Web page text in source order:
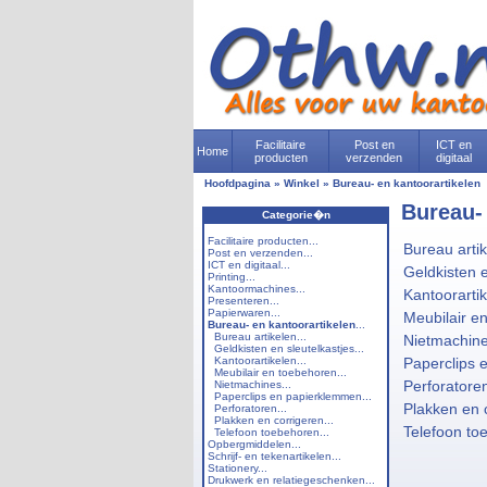
Home
Facilitaire
producten
Post en
verzenden
ICT en
digitaal
Hoofdpagina » Winkel » Bureau- en kantoorartikelen
Categorie�n
Facilitaire producten...
Post en verzenden...
ICT en digitaal...
Printing...
Kantoormachines...
Presenteren...
Papierwaren...
Bureau- en kantoorartikelen
Bureau artikelen...
Geldkisten en sleutelkastjes...
Kantoorartikelen...
Meubilair en toebehoren...
Nietmachines...
Paperclips en papierklemmen...
Perforatoren...
Plakken en corrigeren...
Telefoon toebehoren...
Opbergmiddelen...
Schrijf- en tekenartikelen...
Stationery...
Drukwerk en relatiegeschenken...
Bureau
Geldkisten
Meubilair
Paperclips
Plakken en
Telefoon